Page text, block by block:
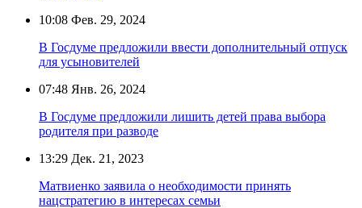
10:08 Фев. 29, 2024
В Госдуме предложили ввести дополнительный отпуск
для усыновителей
07:48 Янв. 26, 2024
В Госдуме предложили лишить детей права выбора
родителя при разводе
13:29 Дек. 21, 2023
Матвиенко заявила о необходимости принять
нацстратегию в интересах семьи